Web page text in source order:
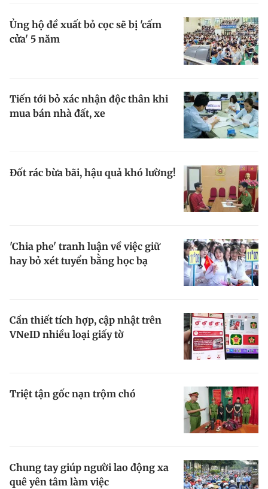
Ủng hộ đề xuất bỏ cọc sẽ bị 'cấm
cửa' 5 năm
Tiến tới bỏ xác nhận độc thân khi
mua bán nhà đất, xe
Đốt rác bừa bãi, hậu quả khó lường!
'Chia phe' tranh luận về việc giữ
hay bỏ xét tuyển bằng học bạ
Cần thiết tích hợp, cập nhật trên
VNeID nhiều loại giấy tờ
Triệt tận gốc nạn trộm chó
Chung tay giúp người lao động xa
quê yên tâm làm việc